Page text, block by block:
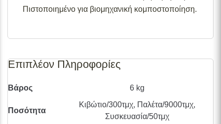
Πιστοποιημένο για βιομηχανική κομποστοποίηση.
Επιπλέον Πληροφορίες
Βάρος 6 kg
Ποσότητα
Κιβώτιο/300τμχ, Παλέτα/9000τμχ,
Συσκευασία/50τμχ